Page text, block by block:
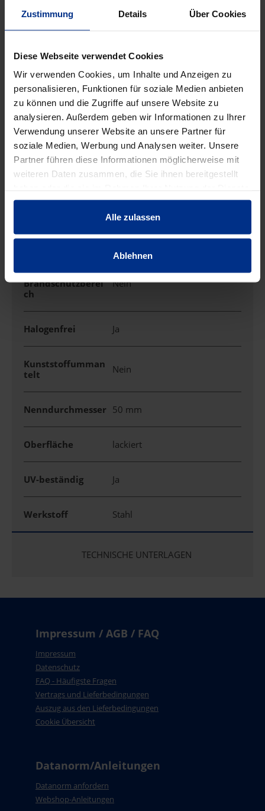
Zustimmung Details Über Cookies
Diese Webseite verwendet Cookies
Wir verwenden Cookies, um Inhalte und Anzeigen zu
personalisieren, Funktionen für soziale Medien anbieten
zu können und die Zugriffe auf unsere Website zu
analysieren. Außerdem geben wir Informationen zu Ihrer
Verwendung unserer Website an unsere Partner für
soziale Medien, Werbung und Analysen weiter. Unsere
Partner führen diese Informationen möglicherweise mit
weiteren Daten zusammen, die Sie ihnen bereitgestellt
gesammelt haben.
Alle zulassen
Ablehnen
Abstand zur Wand Nein mm
Anzahl der
Kabel/Rohre
1
Ausführung zweilappig
Befestigungsart Schraubloch
Durchmesser 50 mm
Geeignet im
Brandschutzberei
ch
Nein
Halogenfrei Ja
Kunststoffumman
telt
Nein
Nenndurchmesser 50 mm
Oberfläche lackiert
UV-beständig Ja
Werkstoff Stahl
TECHNISCHE UNTERLAGEN
Impressum / AGB / FAQ
Impressum
Datenschutz
FAQ - Häufigste Fragen
Vertrags und Lieferbedingungen
Auszug aus den Lieferbedingungen
Cookie Übersicht
Datanorm/Anleitungen
Datanorm anfordern
Webshop-Anleitungen